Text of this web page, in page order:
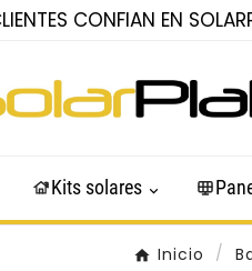
CONFIAN EN
Kits solares
Inicio